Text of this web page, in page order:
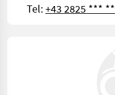
Tel:+43 2825 *** **